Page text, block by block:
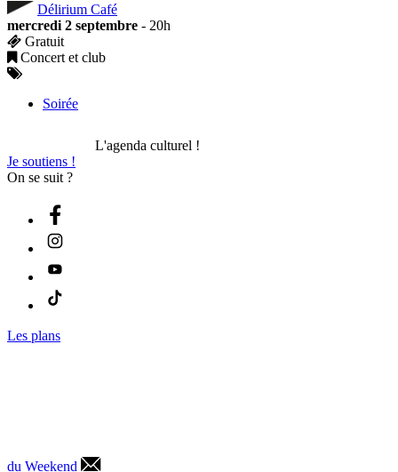
Délirium Café
mercredi 2 septembre - 20h
Gratuit
Concert et club
Soirée
L'agenda culturel !
Je soutiens !
On se suit ?
Les plans
du Weekend